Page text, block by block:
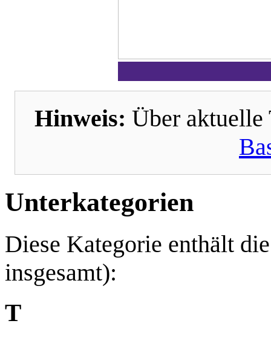
Hinweis: Über aktuelle
Unterkategorien
Diese Kategorie enthält
insgesamt):
T